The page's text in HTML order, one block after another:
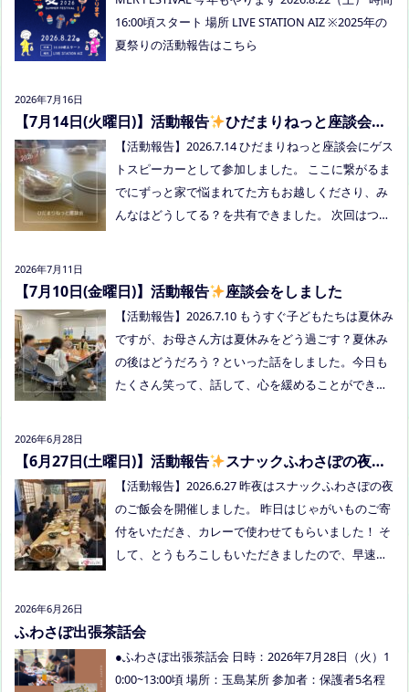
まつフリースクール(岡山市南区植松312-6) 参加者：
ただきます。 参加費：中学生以上500円、小学生200
円、乳幼児無料 ※お申し込みはこちらから https://f
orms.gle/Vhs62HxfDKduZMeV8 ●ひだまりねっと座
談会(北村がゲストスピーカーで参加します) 場所：
つむぎ高梁（高梁市横町1072-1） 日時：令和8年8月
画！夏祭り！ 日時:2026年8月22日(土)16:00〜20:00
頃 場所：LIVE STATION AIZ(倉敷市玉島阿賀崎2-3-55)
内容：音楽あり、ゲームあり、食べ物ありの多世代
交流夏祭りです。
16:00頃スタート 場所 LIVE STATION AIZ ※2025年の
夏祭りの活動報告はこちら
2026年7月16日
【7月14日(火曜日)】活動報告
ひだまりねっと座談会に
参加しました
【活動報告】2026.7.14 ひだまりねっと座談会にゲス
トスピーカーとして参加しました。 ここに繋がるま
でにずっと家で悩まれてた方もお越しくださり、み
んなはどうしてる？を共有できました。 次回はつむ
2026年7月11日
【7月10日(金曜日)】活動報告 座談会をしました
【活動報告】2026.7.10 もうすぐ子どもたちは夏休み
ですが、お母さん方は夏休みをどう過ごす？夏休み
の後はどうだろう？といった話をしました。今日も
たくさん笑って、話して、心を緩めることができま
ご予約してくださいね。
2026年6月28日
【6月27日(土曜日)】活動報告
スナックふわさぽの夜の
ご飯会を開催しました【活動報告】2026.6.27 昨夜はスナックふわさぽの夜
のご飯会を開催しました。 昨日はじゃがいものご寄
付をいただき、カレーで使わせてもらいました！ そ
して、とうもろこしもいただきましたので、早速茹
多く、お母さまの困ってる、だけではなく、ご家族
今回、ご参加できなかった方も、フリースクールっ
2026年6月26日
ふわさぽ出張茶話会
●ふわさぽ出張茶話会 日時：2026年7月28日（火）1
0:00~13:00頃 場所：玉島某所 参加者：保護者5名程